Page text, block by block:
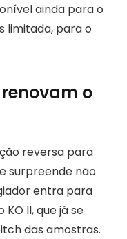
ainda para o
limitada, para o
o
reversa para
surpreende não
entra para
II, que já se
das amostras.